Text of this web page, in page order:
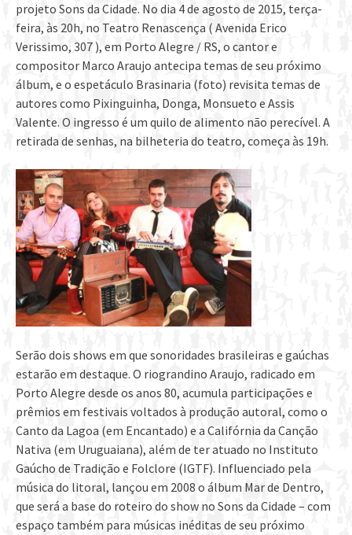
projeto Sons da Cidade. No dia 4 de agosto de 2015, terça-
feira, às 20h, no Teatro Renascença ( Avenida Erico
Verissimo, 307 ), em Porto Alegre / RS, o cantor e
compositor Marco Araujo antecipa temas de seu próximo
álbum, e o espetáculo Brasinaria (foto) revisita temas de
autores como Pixinguinha, Donga, Monsueto e Assis
Valente. O ingresso é um quilo de alimento não perecível. A
retirada de senhas, na bilheteria do teatro, começa às 19h.
Serão dois shows em que sonoridades brasileiras e gaúchas
estarão em destaque. O riograndino Araujo, radicado em
Porto Alegre desde os anos 80, acumula participações e
prêmios em festivais voltados à produção autoral, como o
Canto da Lagoa (em Encantado) e a Califórnia da Canção
Nativa (em Uruguaiana), além de ter atuado no Instituto
Gaúcho de Tradição e Folclore (IGTF). Influenciado pela
música do litoral, lançou em 2008 o álbum Mar de Dentro,
que será a base do roteiro do show no Sons da Cidade – com
espaço também para músicas inéditas de seu próximo